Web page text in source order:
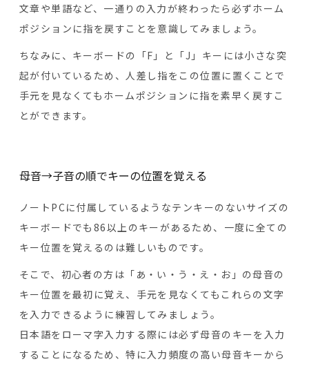
文章や単語など、一通りの入力が終わったら必ずホーム
ポジションに指を戻すことを意識してみましょう。
ちなみに、キーボードの「F」と「J」キーには小さな突
起が付いているため、人差し指をこの位置に置くことで
手元を見なくてもホームポジションに指を素早く戻すこ
とができます。
母音→子音の順でキーの位置を覚える
ノートPCに付属しているようなテンキーのないサイズの
キーボードでも86以上のキーがあるため、一度に全ての
キー位置を覚えるのは難しいものです。
そこで、初心者の方は「あ・い・う・え・お」の母音の
キー位置を最初に覚え、手元を見なくてもこれらの文字
を入力できるように練習してみましょう。
日本語をローマ字入力する際には必ず母音のキーを入力
することになるため、特に入力頻度の高い母音キーから